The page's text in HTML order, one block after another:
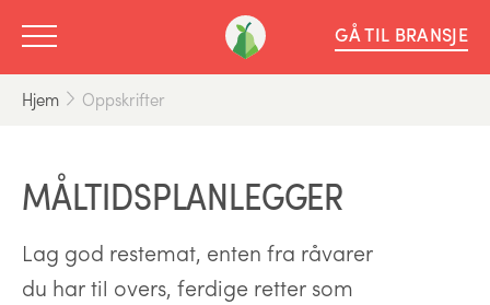
GÅ TIL BRANSJE
Hjem Oppskrifter
MÅLTIDSPLANLEGGER
Lag god restemat, enten fra råvarer
du har til overs, ferdige retter som